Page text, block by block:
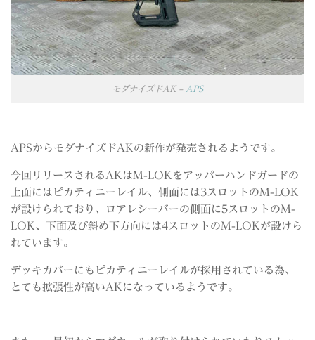
モダナイズドAK – APS
APSからモダナイズドAKの新作が発売されるようです。
今回リリースされるAKはM-LOKをアッパーハンドガードの
上面にはピカティニーレイル、側面には3スロットのM-LOK
が設けられており、ロアレシーバーの側面に5スロットのM-
LOK、下面及び斜め下方向には4スロットのM-LOKが設けら
れています。
デッキカバーにもピカティニーレイルが採用されている為、
とても拡張性が高いAKになっているようです。